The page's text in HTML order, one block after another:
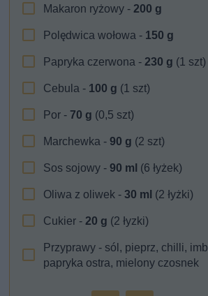
Makaron ryżowy -200 g
Polędwica wołowa - 150 g
Papryka czerwona -230 g (1 szt)
Cebula - 100 g (1 szt)
Por - 70 g (0,5 szt)
Marchewka -90 g (2 szt)
Sos sojowy -90 ml (6 łyżek)
Oliwa z oliwek -30 ml (2 łyżki)
Cukier -20 g (2 łyzki)
Przyprawy - sól, pieprz, chilli,
papryka ostra, mielony czosnek